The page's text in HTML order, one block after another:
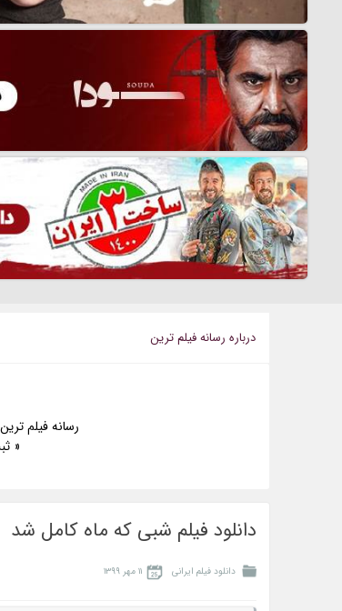
درباره رسانه فيلم ترين
رسانه فیلم
«
دانلود فیلم شبی که ماه کامل شد
دانلود فیلم ایرانی ۱۱ مهر ۱۳۹۹